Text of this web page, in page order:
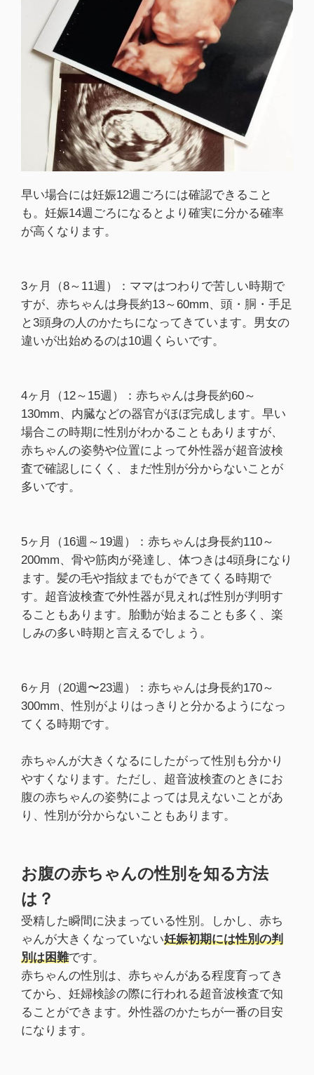
早い場合には妊娠12週ごろには確認できること
も。妊娠14週ごろになるとより確実に分かる確率
が高くなります。
3ヶ月（8～11週）：ママはつわりで苦しい時期で
すが、赤ちゃんは身長約13～60mm、頭・胴・手足
と3頭身の人のかたちになってきています。男女の
違いが出始めるのは10週くらいです。
4ヶ月（12～15週）：赤ちゃんは身長約60～
130mm、内臓などの器官がほぼ完成します。早い
場合この時期に性別がわかることもありますが、
赤ちゃんの姿勢や位置によって外性器が超音波検
査で確認しにくく、まだ性別が分からないことが
多いです。
5ヶ月（16週～19週）：赤ちゃんは身長約110～
200mm、骨や筋肉が発達し、体つきは4頭身になり
ます。髪の毛や指紋までもができてくる時期で
す。超音波検査で外性器が見えれば性別が判明す
ることもあります。胎動が始まることも多く、楽
しみの多い時期と言えるでしょう。
6ヶ月（20週〜23週）：赤ちゃんは身長約170～
300mm、性別がよりはっきりと分かるようになっ
てくる時期です。
赤ちゃんが大きくなるにしたがって性別も分かり
やすくなります。ただし、超音波検査のときにお
腹の赤ちゃんの姿勢によっては見えないことがあ
り、性別が分からないこともあります。
お腹の赤ちゃんの性別を知る方法
は？
受精した瞬間に決まっている性別。しかし、赤ち
ゃんが大きくなっていない妊娠初期には性別の判
別は困難です。
赤ちゃんの性別は、赤ちゃんがある程度育ってき
てから、妊婦検診の際に行われる超音波検査で知
ることができます。外性器のかたちが一番の目安
になります。